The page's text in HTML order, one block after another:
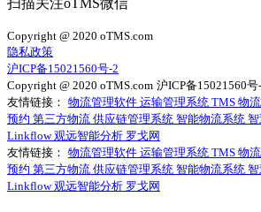
Copyright @ 2020 oTMS.com
隐私政策
沪ICP备15021560号-2
Copyright @ 2020 oTMS.com 沪ICP备15021560号
友情链接： 物流管理软件 运输管理系统 TMS 物
预约 第三方物流 供应链管理系统 智能物流系统
Linkflow观远智能分析 罗戈网
友情链接： 物流管理软件 运输管理系统 TMS 物
预约 第三方物流 供应链管理系统 智能物流系统
Linkflow观远智能分析 罗戈网